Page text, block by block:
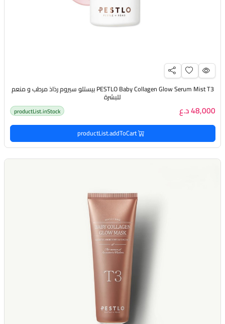
PESTLO Baby Collagen Glow Serum Mist T3 بيستلو سيروم رذاذ مرطب و منعم
للبشرة
48,000 د.ع productList.inStock
productList.addToCart